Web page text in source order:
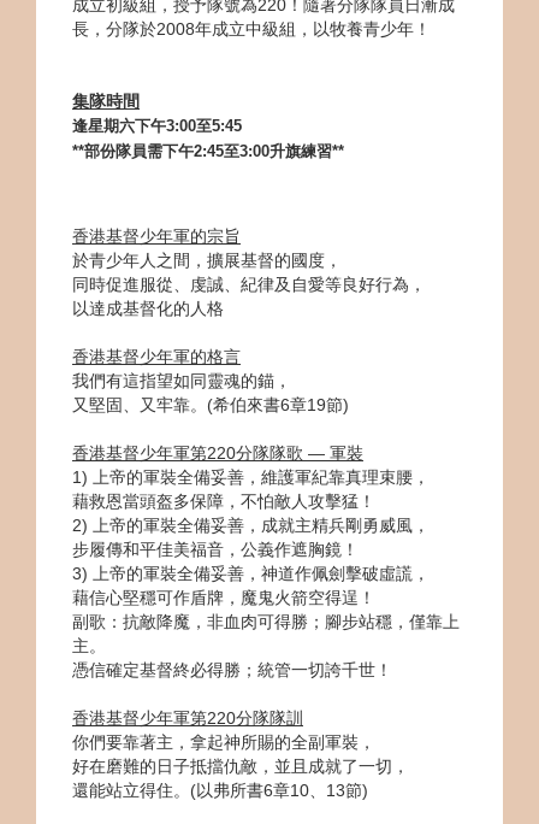
成立初級組，授予隊號為220！隨著分隊隊員日漸成
長，分隊於2008年成立中級組，以牧養青少年！
集隊時間
逢星期六下午3:00至5:45
**部份隊員需下午2:45至3:00升旗練習**
香港基督少年軍的宗旨
於青少年人之間，擴展基督的國度，
同時促進服從、虔誠、紀律及自愛等良好行為，
以達成基督化的人格
香港基督少年軍的格言
我們有這指望如同靈魂的錨，
又堅固、又牢靠。(希伯來書6章19節)
香港基督少年軍第220分隊隊歌 — 軍裝
1) 上帝的軍裝全備妥善，維護軍紀靠真理束腰，
藉救恩當頭盔多保障，不怕敵人攻擊猛！
2) 上帝的軍裝全備妥善，成就主精兵剛勇威風，
步履傳和平佳美福音，公義作遮胸鏡！
3) 上帝的軍裝全備妥善，神道作佩劍擊破虛謊，
藉信心堅穩可作盾牌，魔鬼火箭空得逞！
副歌：抗敵降魔，非血肉可得勝；腳步站穩，僅靠上
主。
憑信確定基督終必得勝；統管一切誇千世！
香港基督少年軍第220分隊隊訓
你們要靠著主，拿起神所賜的全副軍裝，
好在磨難的日子抵擋仇敵，並且成就了一切，
還能站立得住。(以弗所書6章10、13節)